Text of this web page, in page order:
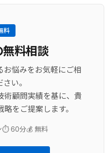
料
料相談
お悩みをお気軽にご相
い。
顧問実績を基に、貴
をご提案します。
⏱️ 60分💰 無料